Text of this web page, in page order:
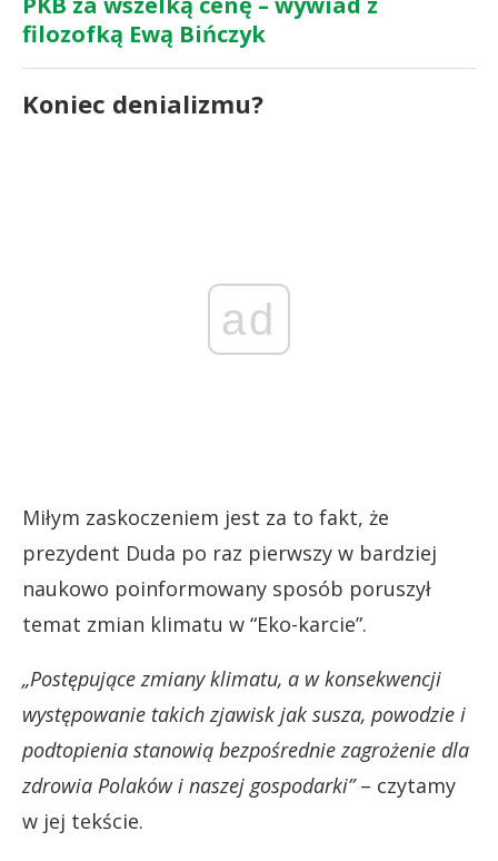
filozofką Ewą Bińczyk
Koniec denializmu?
ad
Miłym zaskoczeniem jest za to fakt, że
prezydent Duda po raz pierwszy w bardziej
naukowo poinformowany sposób poruszył
temat zmian klimatu w “Eko-karcie”.
„Postępujące zmiany klimatu, a w konsekwencji
występowanie takich zjawisk jak susza, powodzie i
podtopienia stanowią bezpośrednie zagrożenie dla
zdrowia Polaków i naszej gospodarki”– czytamy
w jej tekście.